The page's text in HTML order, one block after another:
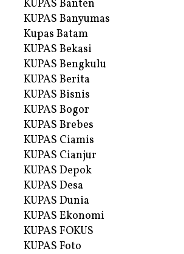
KUPAS Banten
KUPAS Banyumas
Kupas Batam
KUPAS Bekasi
KUPAS Bengkulu
KUPAS Berita
KUPAS Bisnis
KUPAS Bogor
KUPAS Brebes
KUPAS Ciamis
KUPAS Cianjur
KUPAS Depok
KUPAS Desa
KUPAS Dunia
KUPAS Ekonomi
KUPAS FOKUS
KUPAS Foto